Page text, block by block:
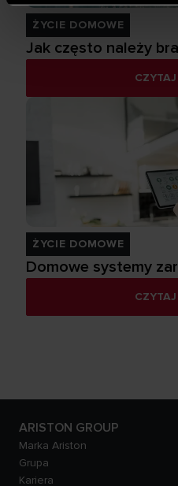
ŻYCIE DOMOWE
Jak często należy
ŻYCIE DOMOWE
Domowe systemy
ARISTON GROUP
Marka Ariston
Grupa
Kariera